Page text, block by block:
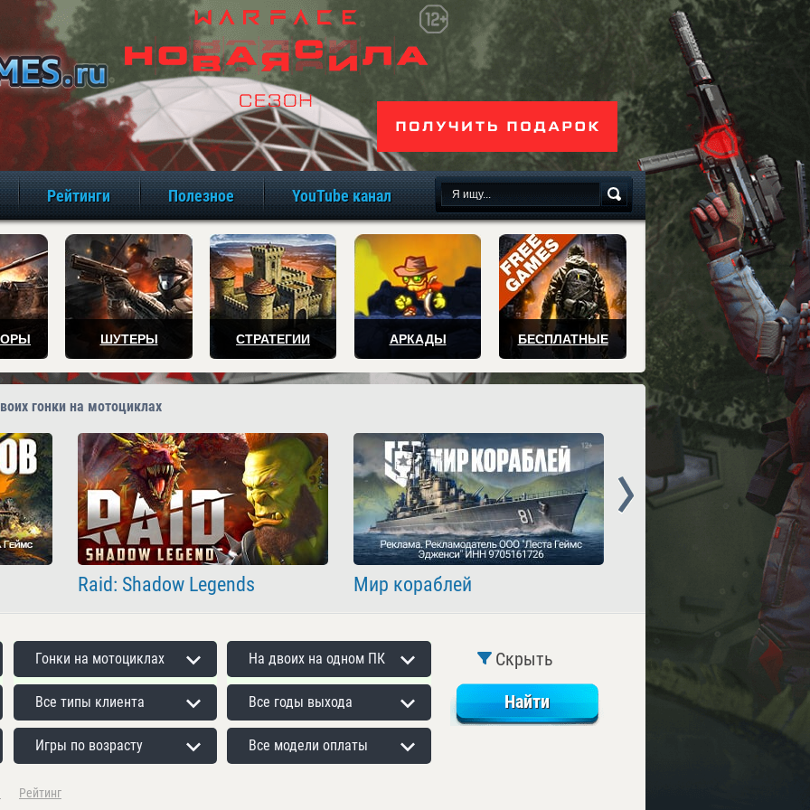
игры онлайн бесплатно
Рейтинги Полезное YouTube канал
ШУТЕРЫ СТРАТЕГИИ АРКАДЫ БЕСПЛАТНЫЕ
гонки на мотоциклах
Raid: Shadow Legends Мир кораблей
Next
Гонки на мотоциклах На двоих на одном ПК
Все типы клиента Все годы выхода
Игры по возрасту Все модели оплаты
Скрыть
Рейтинг